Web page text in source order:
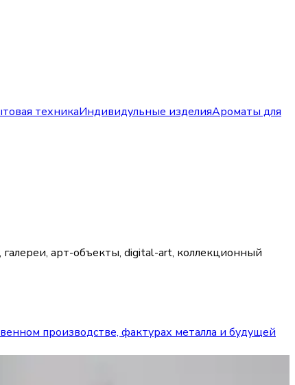
техникаИндивидульные изделияАроматы для
арт-объекты, digital-art, коллекционный
производстве, фактурах металла и будущей